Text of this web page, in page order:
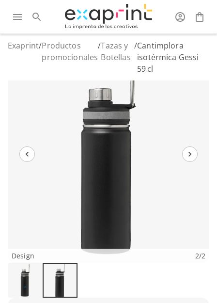
Exaprint/Productos
promocionales
/Tazas y
Botellas
/Cantimplora
isotérmica Gessi
59 cl
Design 2/2